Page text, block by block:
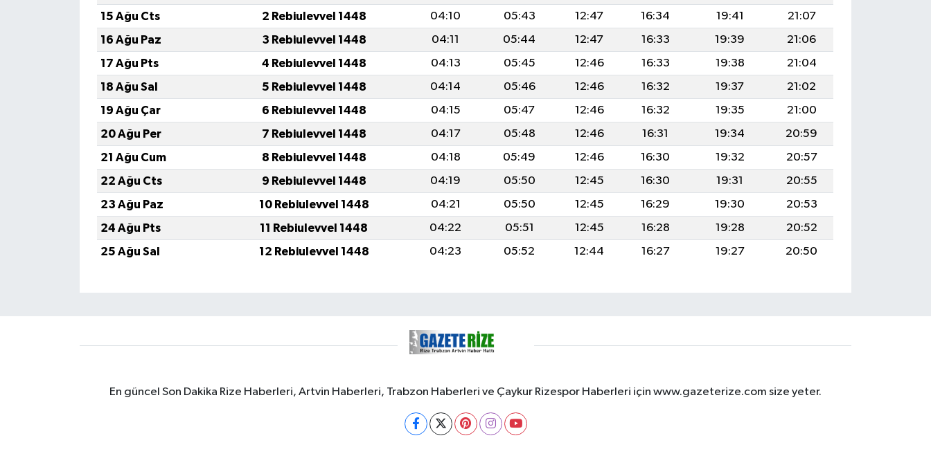
15 Ağu Cts
2 Rebiulevvel 1448 04:10 05:43 12:47 16:34 19:41
21:07
16 Ağu Paz
3 Rebiulevvel 1448 04:11 05:44 12:47 16:33 19:39
21:06
17 Ağu Pts
4 Rebiulevvel 1448 04:13 05:45 12:46 16:33 19:38
21:04
18 Ağu Sal
5 Rebiulevvel 1448 04:14 05:46 12:46 16:32 19:37
21:02
19 Ağu Çar
6 Rebiulevvel 1448 04:15 05:47 12:46 16:32 19:35
21:00
20 Ağu Per
7 Rebiulevvel 1448 04:17 05:48 12:46 16:31 19:34
20:59
21 Ağu Cum
8 Rebiulevvel 1448 04:18 05:49 12:46 16:30 19:32
20:57
22 Ağu Cts
9 Rebiulevvel 1448 04:19 05:50 12:45 16:30 19:31
20:55
23 Ağu Paz
10 Rebiulevvel 1448 04:21 05:50 12:45 16:29 19:30
20:53
24 Ağu Pts
11 Rebiulevvel 1448 04:22 05:51 12:45 16:28 19:28
20:52
25 Ağu Sal
12 Rebiulevvel 1448 04:23 05:52 12:44 16:27 19:27 20:50
En güncel Son Dakika Rize Haberleri, Artvin Haberleri, Trabzon Haberleri ve Çaykur Rizespor Haberleri için www.gazeterize.com size yeter.
SPOR HABERLERİ
TEKNOLOJİ
ÜLKE GÜNDEMİ